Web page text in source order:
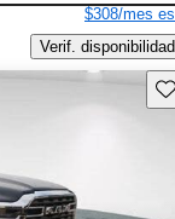
$308/mes
Verif. disponibilidad